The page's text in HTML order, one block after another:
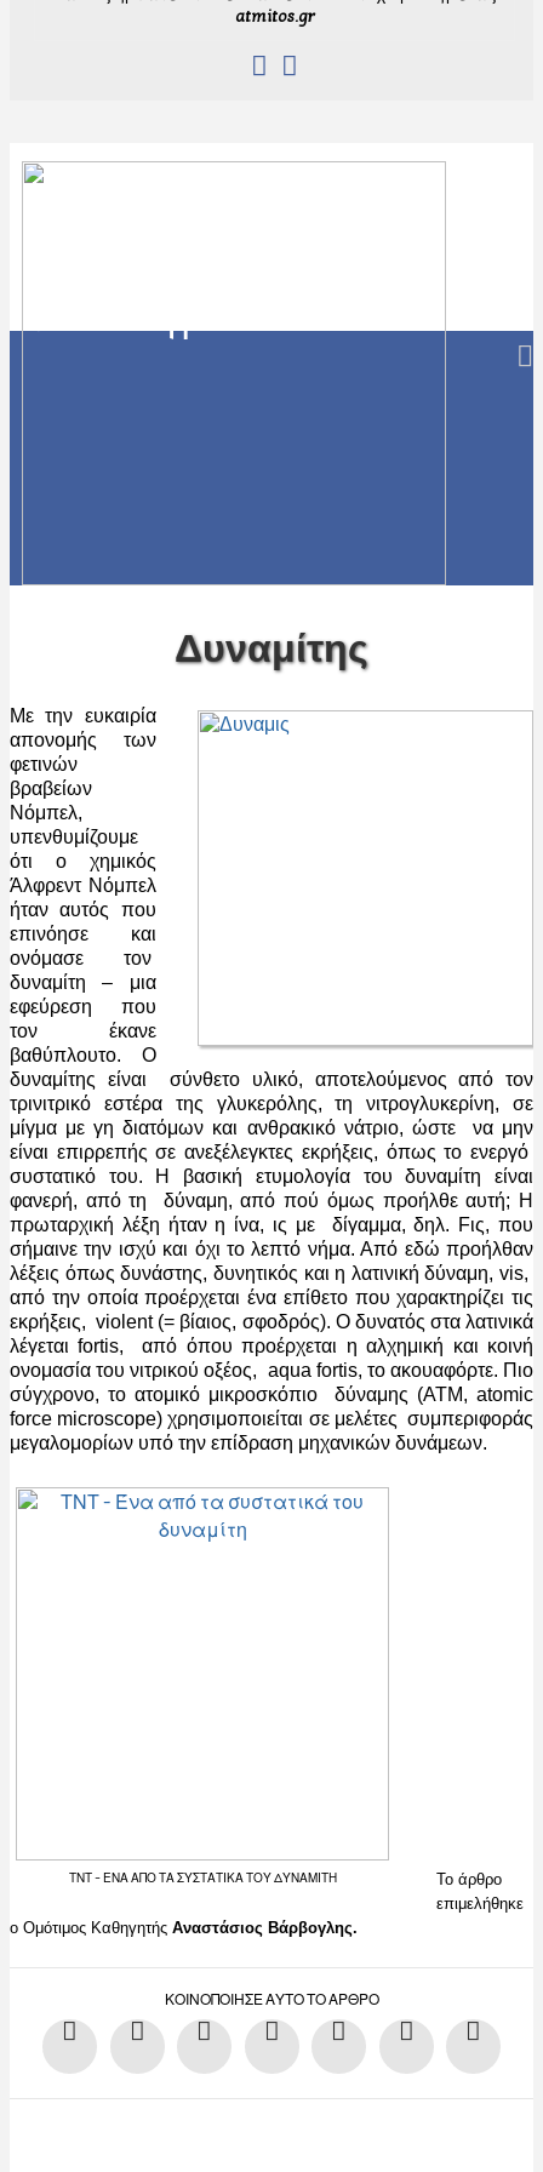
atmitos.gr
Navigation
Δυναμίτης
Με την ευκαιρία
απονομής των
φετινών
βραβείων
Νόμπελ,
υπενθυμίζουμε
ότι ο χημικός
Άλφρεντ Νόμπελ
ήταν αυτός που
επινόησε και
ονόμασε τον
δυναμίτη – μια
εφεύρεση που
τον έκανε
βαθύπλουτο. Ο
δυναμίτης είναι σύνθετο υλικό, αποτελούμενος από τον
τρινιτρικό εστέρα της γλυκερόλης, τη νιτρογλυκερίνη, σε
μίγμα με γη διατόμων και ανθρακικό νάτριο, ώστε να μην
είναι επιρρεπής σε ανεξέλεγκτες εκρήξεις, όπως το ενεργό
συστατικό του. Η βασική ετυμολογία του δυναμίτη είναι
φανερή, από τη δύναμη, από πού όμως προήλθε αυτή; Η
πρωταρχική λέξη ήταν η ίνα, ις με δίγαμμα, δηλ. Fις, που
σήμαινε την ισχύ και όχι το λεπτό νήμα. Από εδώ προήλθαν
λέξεις όπως δυνάστης, δυνητικός και η λατινική δύναμη, vis,
από την οποία προέρχεται ένα επίθετο που χαρακτηρίζει τις
εκρήξεις, violent (= βίαιος, σφοδρός). Ο δυνατός στα λατινικά
λέγεται fortis, από όπου προέρχεται η αλχημική και κοινή
ονομασία του νιτρικού οξέος, aqua fortis, το ακουαφόρτε. Πιο
σύγχρονο, το ατομικό μικροσκόπιο δύναμης (ATM, atomic
force microscope) χρησιμοποιείται σε μελέτες συμπεριφοράς
μεγαλομορίων υπό την επίδραση μηχανικών δυνάμεων.
ΤΝΤ – ΈΝΑ ΑΠΌ ΤΑ ΣΥΣΤΑΤΙΚΆ ΤΟΥ ΔΥΝΑΜΊΤΗ
Το άρθρο
επιμελήθηκε
ο Ομότιμος Καθηγητής Αναστάσιος Βάρβογλης.
ΚΟΙΝΟΠΟΊΗΣΕ ΑΥΤΌ ΤΟ ΆΡΘΡΟ